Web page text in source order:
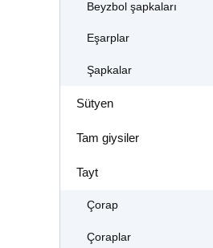
Beyzbol şapkaları
Eşarplar
Şapkalar
Sütyen
Tam giysiler
Tayt
Çorap
Çoraplar